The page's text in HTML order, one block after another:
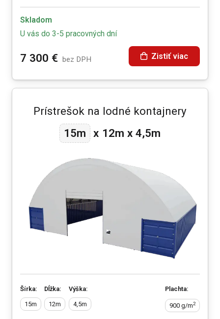
Skladom
U vás do 3-5 pracovných dní
7 300 € bez DPH Zistiť viac
Prístrešok na lodné kontajnery
15m
x 12m x 4,5m
Šírka:
15m
Dĺžka:
12m
Výška:
4,5m
Plachta:
900 g/m2